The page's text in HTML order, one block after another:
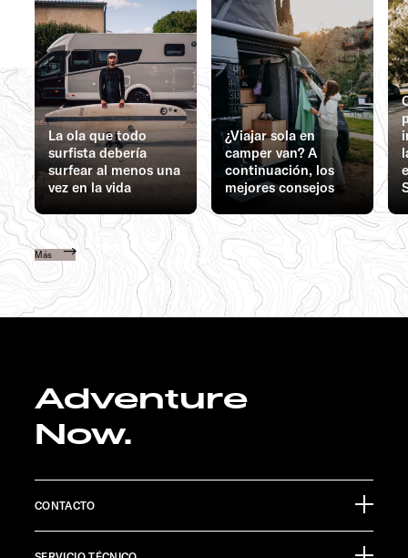
La ola que todo
surfista debería
surfear al menos una
vez en la vida
¿Viajar sola en
camper van? A
continuación, los
mejores consejos
Más
Adventure
Now.
CONTACTO